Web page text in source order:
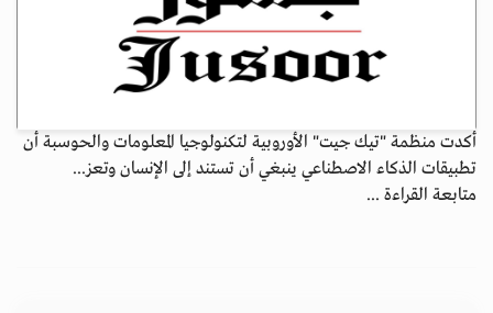
أكدت منظمة "تيك جيت" الأوروبية لتكنولوجيا المعلومات والحوسبة أن
تطبيقات الذكاء الاصطناعي ينبغي أن تستند إلى الإنسان وتعز...
متابعة القراءة ...